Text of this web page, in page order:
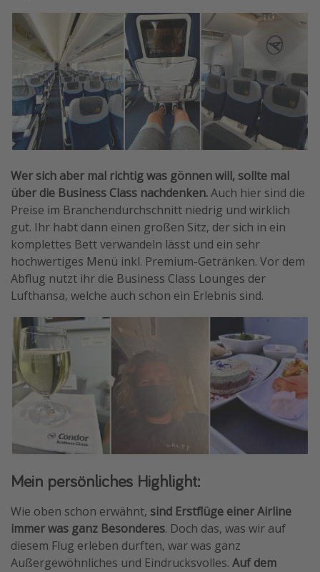
Wer sich aber mal richtig was gönnen will, sollte mal
über die Business Class nachdenken.Auch hier sind die
Preise im Branchendurchschnitt niedrig und wirklich
gut. Ihr habt dann einen großen Sitz, der sich in ein
komplettes Bett verwandeln lässt und ein sehr
hochwertiges Menü inkl. Premium-Getränken. Vor dem
Abflug nutzt ihr die Business Class Lounges der
Lufthansa, welche auch schon ein Erlebnis sind.
Mein persönliches Highlight:
Wie oben schon erwähnt, sind Erstflüge einer Airline
immer was ganz Besonderes. Doch das, was wir auf
diesem Flug erleben durften, war was ganz
Außergewöhnliches und Eindrucksvolles. Auf dem